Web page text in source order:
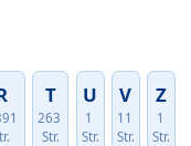
T
263
Str.
U
1
Str.
V
11
Str.
Z
1
Str.